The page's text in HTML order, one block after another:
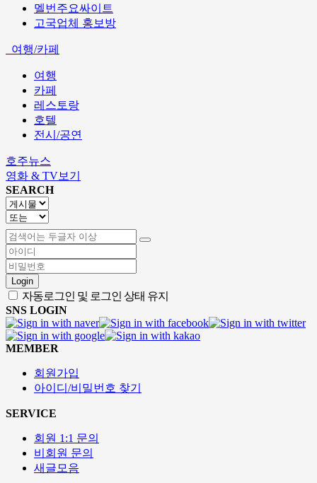
멜번주요싸이트
고국업체 홍보방
여행/카페
여행
카페
레스토랑
호텔
전시/공연
호주뉴스
영화 & TV보기
SEARCH
Login
자동로그인 및 로그인 상태 유지
SNS LOGIN
MEMBER
회원가입
아이디/비밀번호 찾기
SERVICE
회원 1:1 문의
비회원 문의
새글모음